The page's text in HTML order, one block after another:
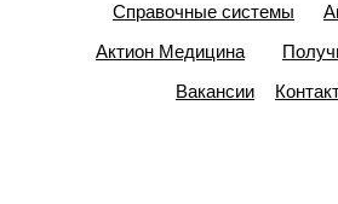
Справочные системы
Актион Медицина
Вакансии